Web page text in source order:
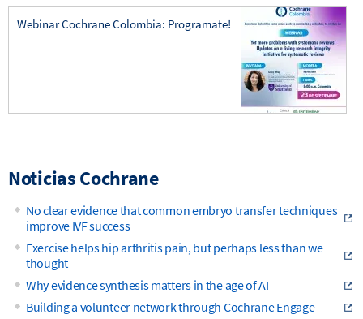
Webinar Cochrane Colombia: Programate!
Noticias Cochrane
No clear evidence that common embryo transfer techniques
improve IVF success
Exercise helps hip arthritis pain, but perhaps less than we
thought
Why evidence synthesis matters in the age of AI
Building a volunteer network through Cochrane Engage